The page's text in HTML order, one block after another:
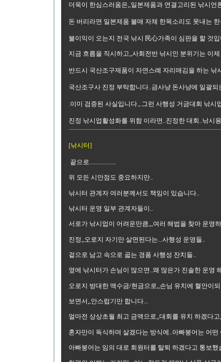
더욱이 한심스러움은,,일본제품과 연결고리된 낚시언
돈 버리라면 일본제품 불매 자체 한목소리도 못내는
불이익이 오는지 전국 낚시 民心가족이 심판을 할 것
지금 흐름을 직시하고,,사회전반 낚시인 분위기는 이
반드시 국산조구제품이 자연스례 자리매김을 하는
국산조구사 진정 부탁합니다..금사냥 돈사냥에 일괄
.이미 검증된 사실입니다.,.그런 사행성 거금대회 낚시
진정 낚시업활성화를 위함 이라면..진정한 대회..낚시
[낚시터]
끝으로..................
위 모든 시안점도 중요하지만..
낚시터 관계자 여러분께서도 책임이 있습니다..
낚시터 운영 일부 관계자들이..
서로가 낚시업이 어려운만큼,,,여러 해법을 찾아 운영
진정,,오로지 자기만 살면된다는...사행성 운영들..
겉으로 남고 속으로 곫는 경품 사행성 잔치들..
옆에 낚시터가 손님이 많으면..왜 많은가 진솔한 운영
오로지 방대한 액수금/현금으로,,손님 유치에 혈안이
보면서,,안스럽기만 합니다...
얼마전 상상초월 최고 금액으로,,대회를 유치 하겠다
혼자만이 독식하며 살겠다는 방식에..아빠붕어는 어떤
아빠붕어는 임의 대로 회원터를 탈퇴 하겠다고 통보했